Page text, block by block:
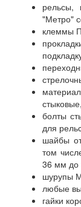
рельсы,
"Метро"
клеммы
болты
для
шайбы
том
36 мм
шурупы
любые
гайки